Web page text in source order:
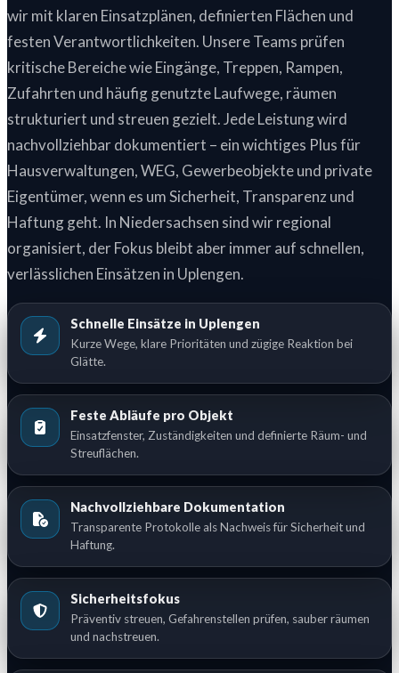
wir mit klaren Einsatzplänen, definierten Flächen und
festen Verantwortlichkeiten. Unsere Teams prüfen
kritische Bereiche wie Eingänge, Treppen, Rampen,
Zufahrten und häufig genutzte Laufwege, räumen
strukturiert und streuen gezielt. Jede Leistung wird
nachvollziehbar dokumentiert – ein wichtiges Plus für
Hausverwaltungen, WEG, Gewerbeobjekte und private
Eigentümer, wenn es um Sicherheit, Transparenz und
Haftung geht. In Niedersachsen sind wir regional
organisiert, der Fokus bleibt aber immer auf schnellen,
verlässlichen Einsätzen in Uplengen.
Schnelle Einsätze in Uplengen
Kurze Wege, klare Prioritäten und zügige Reaktion bei
Glätte.
Feste Abläufe pro Objekt
Einsatzfenster, Zuständigkeiten und definierte Räum- und
Streuflächen.
Nachvollziehbare Dokumentation
Transparente Protokolle als Nachweis für Sicherheit und
Haftung.
Sicherheitsfokus
Präventiv streuen, Gefahrenstellen prüfen, sauber räumen
und nachstreuen.